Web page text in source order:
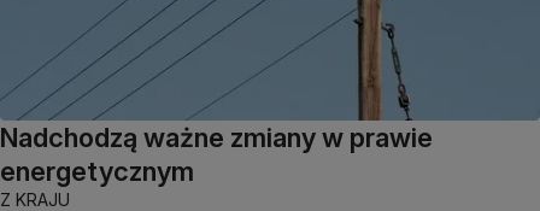
Nadchodzą ważne zmiany w prawie
energetycznym
Z KRAJU